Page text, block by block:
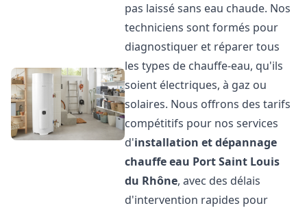
pas laissé sans eau chaude. Nos
techniciens sont formés pour
diagnostiquer et réparer tous
les types de chauffe-eau, qu'ils
soient électriques, à gaz ou
solaires. Nous offrons des tarifs
compétitifs pour nos services
d'installation et dépannage
chauffe eau Port Saint Louis
du Rhône, avec des délais
d'intervention rapides pour